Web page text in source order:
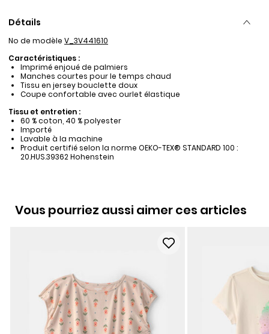
Détails
No de modèle V_3V441610
Caractéristiques :
Imprimé enjoué de palmiers
Manches courtes pour le temps chaud
Tissu en jersey bouclette doux
Coupe confortable avec ourlet élastique
Tissu et entretien :
60 % coton, 40 % polyester
Importé
Lavable à la machine
Produit certifié selon la norme OEKO-TEX® STANDARD 100 :
20.HUS.39362 Hohenstein
Vous pourriez aussi aimer ces articles